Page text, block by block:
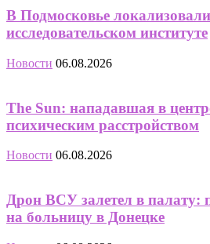
В Подмосковье
исследовательском институте
Новости 06.08.2026
The Sun: нападавшая в
психическим расстройством
Новости 06.08.2026
Дрон ВСУ залетел в палату:
на больницу в Донецке